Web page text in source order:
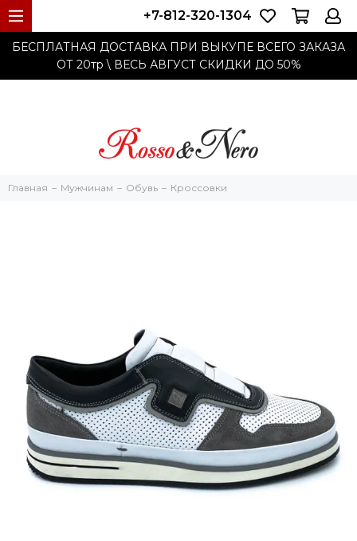
БЕСПЛАТНАЯ ДОСТАВКА ПРИ ВЫКУПЕ ВСЕГО ЗАКАЗА
ОТ 20тр \ ВЕСЬ АВГУСТ СКИДКИ ДО 50%
+7-812-320-1304
Главная Мужчинам Обувь Кроссовки